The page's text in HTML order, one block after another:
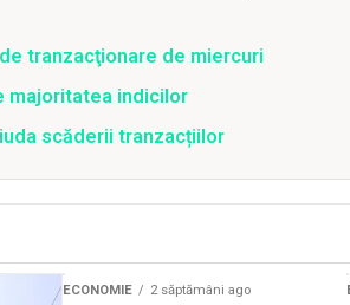
tranzacţionare de miercuri
majoritatea indicilor
scăderii tranzacțiilor
ECONOMIE 2 săptămâni ago